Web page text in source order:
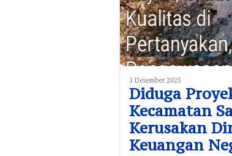
1 Desember 2025
Diduga
Kecamatan
Kerusakan
Keuangan